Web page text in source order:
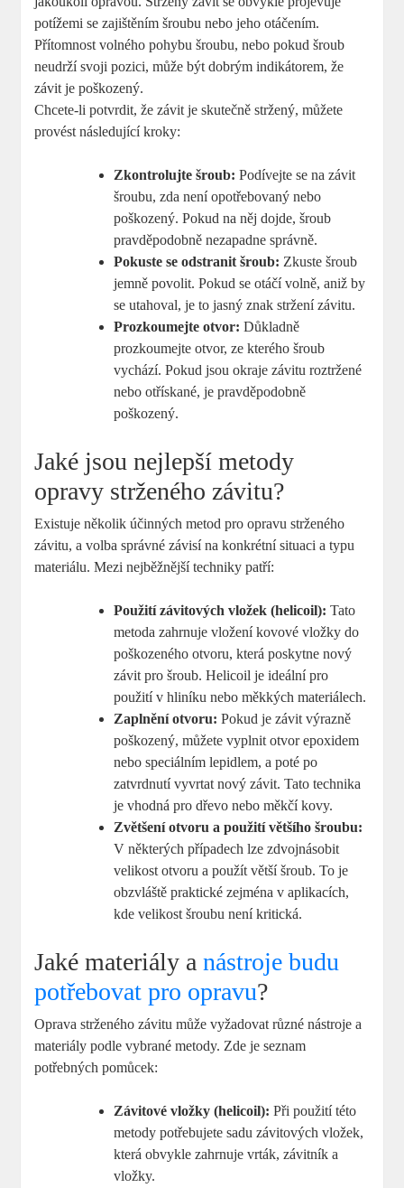
potížemi se zajištěním šroubu nebo jeho otáčením.
Přítomnost volného pohybu šroubu, nebo pokud šroub
neudrží svoji pozici, může být dobrým indikátorem, že
závit je poškozený.
Chcete-li potvrdit, že závit je skutečně stržený, můžete
provést následující kroky:
Zkontrolujte šroub: Podívejte se na závit
šroubu, zda není opotřebovaný nebo
poškozený. Pokud na něj dojde, šroub
pravděpodobně nezapadne správně.
Pokuste se odstranit šroub: Zkuste šroub
jemně povolit. Pokud se otáčí volně, aniž by
se utahoval, je to jasný znak stržení závitu.
Prozkoumejte otvor: Důkladně
prozkoumejte otvor, ze kterého šroub
vychází. Pokud jsou okraje závitu roztržené
nebo otřískané, je pravděpodobně
poškozený.
Jaké jsou nejlepší metody
opravy strženého závitu?
Existuje několik účinných metod pro opravu strženého
závitu, a volba správné závisí na konkrétní situaci a typu
materiálu. Mezi nejběžnější techniky patří:
Použití závitových vložek (helicoil): Tato
metoda zahrnuje vložení kovové vložky do
poškozeného otvoru, která poskytne nový
závit pro šroub. Helicoil je ideální pro
použití v hliníku nebo měkkých materiálech.
Zaplnění otvoru: Pokud je závit výrazně
poškozený, můžete vyplnit otvor epoxidem
nebo speciálním lepidlem, a poté po
zatvrdnutí vyvrtat nový závit. Tato technika
je vhodná pro dřevo nebo měkčí kovy.
Zvětšení otvoru a použití většího šroubu:
V některých případech lze zdvojnásobit
velikost otvoru a použít větší šroub. To je
obzvláště praktické zejména v aplikacích,
kde velikost šroubu není kritická.
Jaké materiály anástroje budu
potřebovat pro opravu?
Oprava strženého závitu může vyžadovat různé nástroje a
materiály podle vybrané metody. Zde je seznam
potřebných pomůcek:
Závitové vložky (helicoil): Při použití této
metody potřebujete sadu závitových vložek,
která obvykle zahrnuje vrták, závitník a
vložky.